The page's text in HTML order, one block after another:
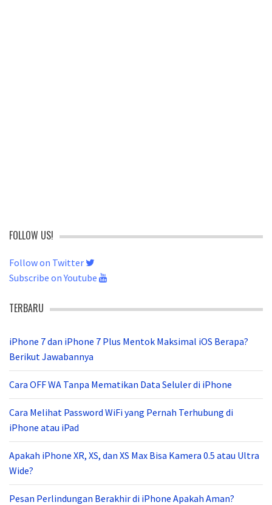
FOLLOW US!
Follow on Twitter
Subscribe on Youtube
TERBARU
iPhone 7 dan iPhone 7 Plus Mentok Maksimal iOS Berapa?
Berikut Jawabannya
Cara OFF WA Tanpa Mematikan Data Seluler di iPhone
Cara Melihat Password WiFi yang Pernah Terhubung di
iPhone atau iPad
Apakah iPhone XR, XS, dan XS Max Bisa Kamera 0.5 atau Ultra
Wide?
Pesan Perlindungan Berakhir di iPhone Apakah Aman?